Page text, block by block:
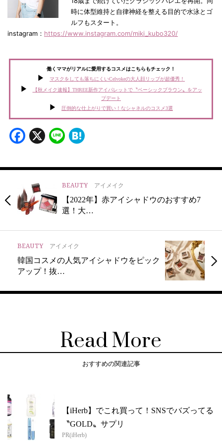
時に体型維持と自律神経を整える目的で水泳とゴ
ルフもスタート。
instagram： https://www.instagram.com/miki_kubo320/
働くママがリアルに愛用するコスメはこちらもチェック！
マスクをしても落ちにくいCelvokeの大人顔リップが超優秀！
【秋メイク速報】THREE新作アイパレットで〝ベーシックブラウン〟をアッ
プデート
圧倒的な仕上がりで買い！なシャネルのコスメ3選
Facebook
X Line
BEAUTY アイメイク
【2022年】赤アイシャドウのおすすめ7
選！大…
BEAUTY アイメイク
韓国コスメの人気アイシャドウをピック
アップ！抜…
Read More
おすすめの関連記事
【iHerb】でこれ買って！SNSでバズってる
〝GOLD〟サプリ
PR(iHerb)